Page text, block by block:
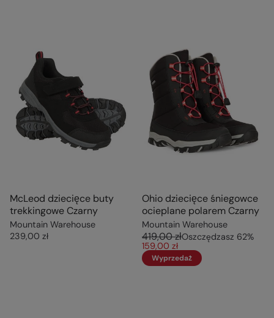
McLeod dziecięce buty
trekkingowe Czarny
Mountain Warehouse
239,00 zł
Ohio dziecięce śniegowce
ocieplane polarem Czarny
Mountain Warehouse
419,00 złOszczędzasz 62%
159,00 zł
Wyprzedaż